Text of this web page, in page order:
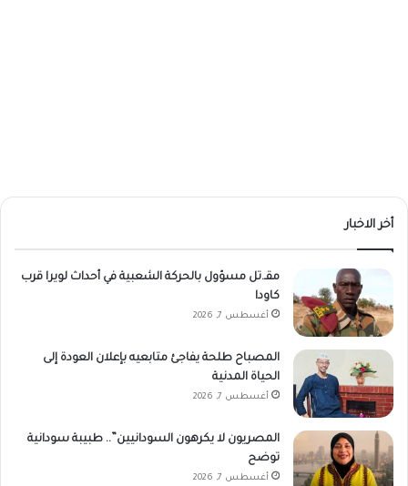
أخر الاخبار
مقـ.تل مسؤول بالحركة الشعبية في أحداث لويرا قرب
كاودا
أغسطس 7, 2026
المصباح طلحة يفاجئ متابعيه بإعلان العودة إلى
الحياة المدنية
أغسطس 7, 2026
المصريون لا يكرهون السودانيين”.. طبيبة سودانية
توضح
أغسطس 7, 2026